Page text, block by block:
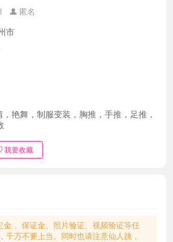
匿名
市
艳舞，制服变装，胸推，手推，足推，
我要收藏
金 、保证金、照片验证、视频验证等任
千万不要上当。同时也请注意仙人跳，